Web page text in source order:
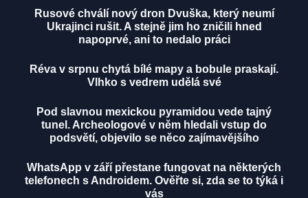
Rusové chválí nový dron Dvuška, který neumí
Ukrajinci rušit. A stejně jim ho zničili hned
napoprvé, ani to nedalo práci
Réva v srpnu chytá bílé mapy a bobule praskají.
Vlhko s vedrem udělá své
Pod slavnou mexickou pyramidou vede tajný
tunel. Archeologové v něm hledali vstup do
podsvětí, objevilo se něco zajímavějšího
WhatsApp v září přestane fungovat na některých
telefonech s Androidem. Ověřte si, zda se to týká i
vás